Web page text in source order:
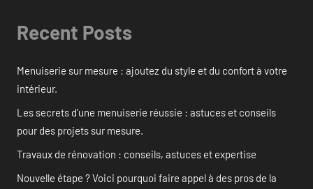
Recent Posts
Menuiserie sur mesure : ajoutez du style et du confort à votre
intérieur.
Les secrets d’une menuiserie réussie : astuces et conseils
pour des projets sur mesure.
Travaux de rénovation : conseils, astuces et expertise
Nouvelle étape ? Voici pourquoi faire appel à des pros de la